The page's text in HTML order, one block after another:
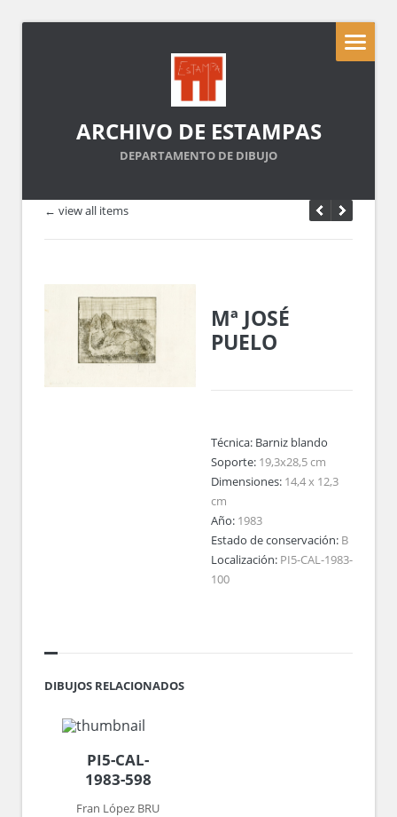
ARCHIVO DE ESTAMPAS
DEPARTAMENTO DE DIBUJO
← view all items
Mª JOSÉ
PUELO
Técnica: Barniz blando
Soporte: 19,3x28,5 cm
Dimensiones: 14,4 x 12,3
cm
Año: 1983
Estado de conservación: B
Localización: PI5-CAL-1983-
100
DIBUJOS RELACIONADOS
PI5-CAL-
1983-598
Fran López BRU